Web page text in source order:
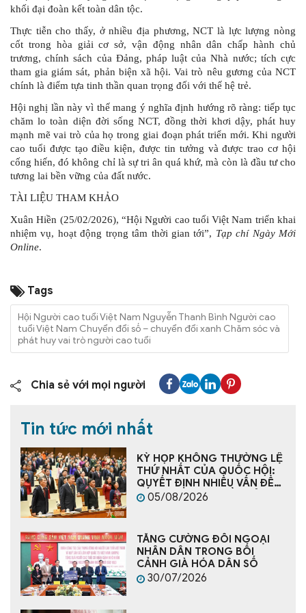
khối đại đoàn kết toàn dân tộc.
Thực tiễn cho thấy, ở nhiều địa phương, NCT là lực lượng nòng
cốt trong hòa giải cơ sở, vận động nhân dân chấp hành chủ
trương, chính sách của Đảng, pháp luật của Nhà nước; tích cực
tham gia giám sát, phản biện xã hội. Vai trò nêu gương của NCT
chính là điểm tựa tinh thần quan trọng đối với thế hệ trẻ.
Hội nghị lần này vì thế mang ý nghĩa định hướng rõ ràng: tiếp tục
chăm lo toàn diện đời sống NCT, đồng thời khơi dậy, phát huy
mạnh mẽ vai trò của họ trong giai đoạn phát triển mới. Khi người
cao tuổi được tạo điều kiện, được tin tưởng và được trao cơ hội
cống hiến, đó không chỉ là sự tri ân quá khứ, mà còn là đầu tư cho
tương lai bền vững của đất nước.
TÀI LIỆU THAM KHẢO
Xuân Hiền (25/02/2026), “Hội Người cao tuổi Việt Nam triển khai
nhiệm vụ, hoạt động trọng tâm thời gian tới”, Tạp chí Ngày Mới
Online.
Tags
Hội Người cao tuổi Việt Nam Nguyễn Thanh Bình Người cao
tuổi Việt Nam Chuyển đổi số – chuyển đổi xanh Chăm sóc và
phát huy vai trò người cao tuổi
Chia sẻ với mọi người
Tin tức mới nhất
KỲ HỌP KHÔNG THƯỜNG LỆ
THỨ NHẤT CỦA QUỐC HỘI:
QUYẾT ĐỊNH NHIỀU VẤN ĐỀ
CẤP BÁCH, TẠO NỀN TẢNG
05/08/2026
TĂNG CƯỜNG ĐỐI NGOẠI
NHÂN DÂN TRONG BỐI
CẢNH GIÀ HÓA DÂN SỐ
30/07/2026